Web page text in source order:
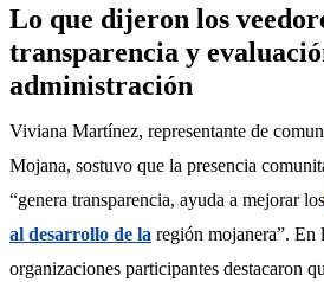
Lo que dijeron los
transparencia y
administración
Viviana Martínez, representante de
Mojana, sostuvo que la presencia
“genera transparencia, ayuda a mejorar los
al desarrollo de la región mojanera”. En
organizaciones participantes destacaron